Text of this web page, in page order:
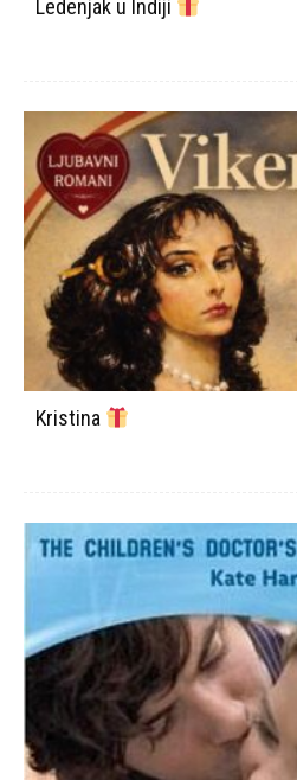
Ledenjak u Indiji
Kristina